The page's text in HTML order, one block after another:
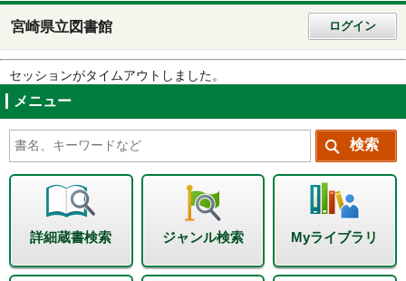
宮崎県立図書館 ログイン
セッションがタイムアウトしました。
メニュー
詳細蔵書検索 ジャンル検索 Myライブラリ